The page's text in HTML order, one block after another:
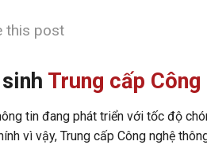
this post
Trung cấp
tin đang phát triển với tốc độ
vì vậy, Trung cấp Công nghệ